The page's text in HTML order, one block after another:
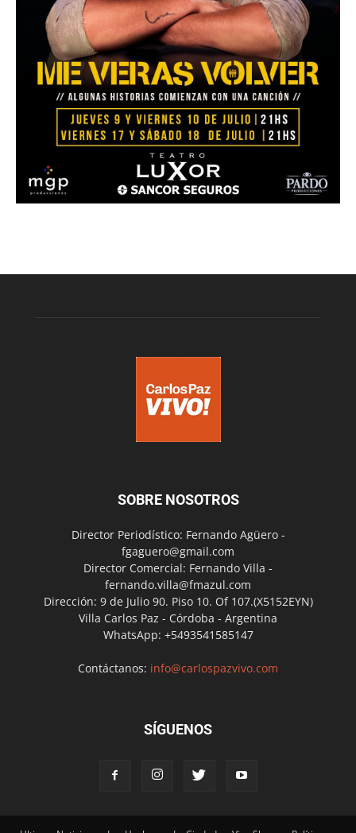
SOBRE NOSOTROS
Director Periodístico: Fernando Agüero -
fgaguero@gmail.com
Director Comercial: Fernando Villa -
fernando.villa@fmazul.com
Dirección: 9 de Julio 90. Piso 10. Of 107.(X5152EYN)
Villa Carlos Paz - Córdoba - Argentina
WhatsApp: +5493541585147
Contáctanos: info@carlospazvivo.com
SÍGUENOS